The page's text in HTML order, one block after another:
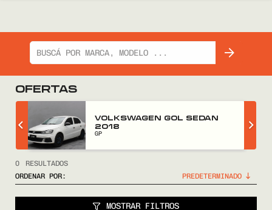
OFERTAS
VOLKSWAGEN GOL SEDAN
2018
GP
0
RESULTADOS
ORDENAR POR:
MOSTRAR FILTROS